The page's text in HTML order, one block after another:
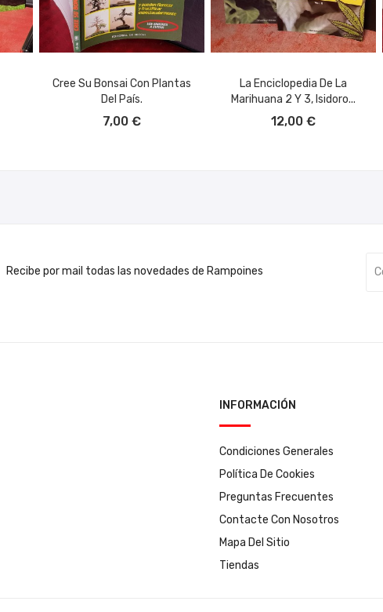
Cree Su Bonsai Con Plantas
Del País.
7,00 €
La Enciclopedia De La
Marihuana 2 Y 3, Isidoro...
12,00 €
Recibe por mail todas las novedades de Rampoines
INFORMACIÓN
Condiciones Generales
Política De Cookies
Preguntas Frecuentes
Contacte Con Nosotros
Mapa Del Sitio
Tiendas